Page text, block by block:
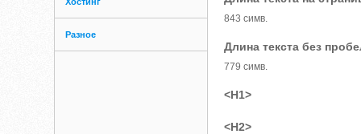
Разное
843 симв.
Длина текста без
779 симв.
<H1>
<H2>